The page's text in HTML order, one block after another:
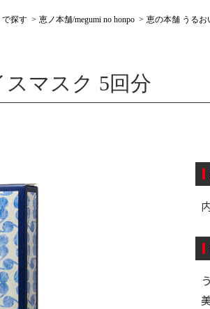
で探す 恵ノ本舗/megumi no honpo 恵の本舗 うるお
マスク 5回分